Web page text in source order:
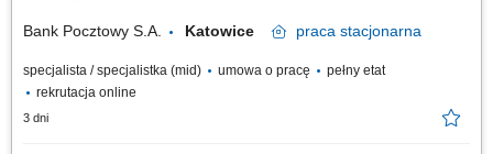
Bank Pocztowy S.A. Katowice praca stacjonarna
specjalista / specjalistka (mid) umowa o pracę
pełny etat
rekrutacja online
3 dni